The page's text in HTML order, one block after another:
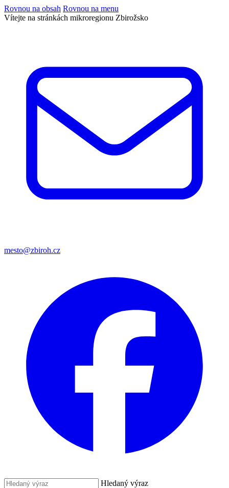
Rovnou na obsah Rovnou na menu
Vítejte na stránkách mikroregionu Zbirožsko
mesto@zbiroh.cz
Hledaný výraz